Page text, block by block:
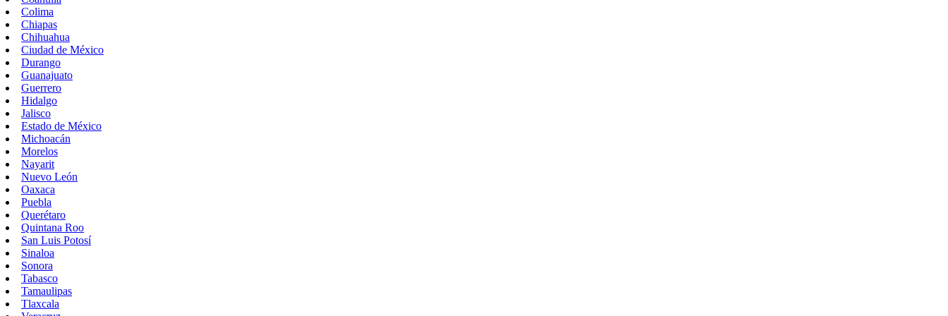
Colima
Chiapas
Chihuahua
Ciudad de México
Durango
Guanajuato
Guerrero
Hidalgo
Jalisco
Estado de México
Michoacán
Morelos
Nayarit
Nuevo León
Oaxaca
Puebla
Querétaro
Quintana Roo
San Luis Potosí
Sinaloa
Sonora
Tabasco
Tamaulipas
Tlaxcala